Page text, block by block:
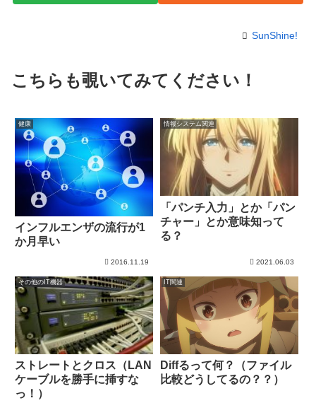
SunShine!
こちらも覗いてみてください！
健康
インフルエンザの流行が1
か月早い
2016.11.19
情報システム関連
「パンチ入力」とか「パン
チャー」とか意味知って
る？
2021.06.03
その他のIT機器
ストレートとクロス（LAN
ケーブルを勝手に挿すな
っ！）
IT関連
Diffるって何？（ファイル
比較どうしてるの？？）